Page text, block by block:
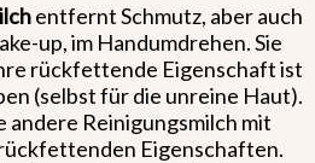
entfernt Schmutz, aber auch
up, im Handumdrehen. Sie
rückfettende Eigenschaft ist
(selbst für die unreine Haut).
andere Reinigungsmilch mit
Eigenschaften.